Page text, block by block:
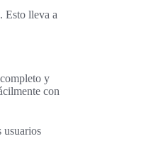
Esto lleva a
y
con
usuarios